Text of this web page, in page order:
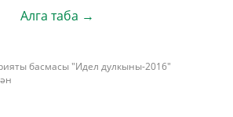
Алга таба →